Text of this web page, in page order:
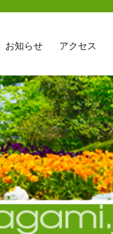
お知らせ アクセス